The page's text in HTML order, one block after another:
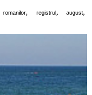
romanilor, registrul, august,